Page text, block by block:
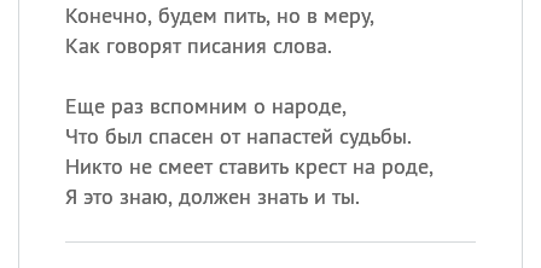
Конечно, будем пить, но в меру,
Как говорят писания слова.
Еще раз вспомним о народе,
Что был спасен от напастей судьбы.
Никто не смеет ставить крест на роде,
Я это знаю, должен знать и ты.